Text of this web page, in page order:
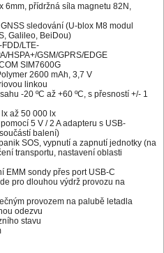
6mm, přídržná síla magnetu 82N,
sledování (U-blox M8 modul
Galileo, BeiDou)
LTE-
HSPA+/GSM/GPRS/EDGE
SIM7600G
2600 mAh, 3,7 V
linkou
-20 ºC až +60 ºC, s přesností +/- 1
až 50 000 lx
5 V / 2 A adapteru s USB-
balení)
SOS, vypnutí a zapnutí jednotky (na
transportu, nastavení oblasti
EMM sondy přes port USB-C
pro dlouhou výdrž provozu na
provozem na palubě letadla
odezvu
stavu